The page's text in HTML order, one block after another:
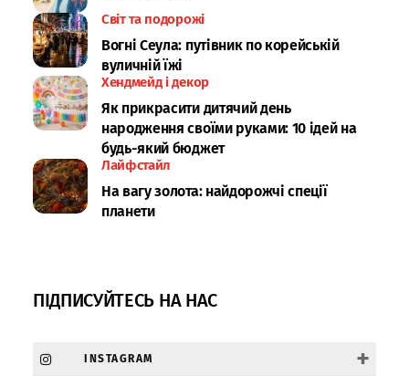
Світ та подорожі
Вогні Сеула: путівник по корейській
вуличній їжі
Хендмейд і декор
Як прикрасити дитячий день
народження своїми руками: 10 ідей на
будь-який бюджет
Лайфстайл
На вагу золота: найдорожчі спеції
планети
ПІДПИСУЙТЕСЬ НА НАС
INSTAGRAM +